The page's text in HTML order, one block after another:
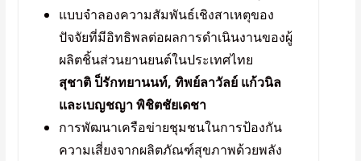
แบบจำลองความสัมพันธ์เชิงสาเหตุของ
ปัจจัยที่มีอิทธิพลต่อผลการดำเนินงานของผู้
ผลิตชิ้นส่วนยานยนต์ในประเทศไทย
สุชาติ ป็รักทยานนท์, ทิพย์ลาวัลย์ แก้วนิล
และเบญชญา พิชิตชัยเดชา
การพัฒนาเครือข่ายชุมชนในการป้องกัน
ความเสี่ยงจากผลิตภัณฑ์สุขภาพด้วยพลัง